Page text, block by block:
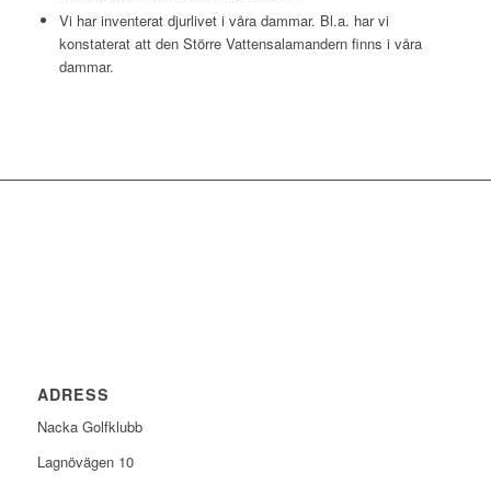
Vi har inventerat djurlivet i våra dammar. Bl.a. har vi
konstaterat att den Större Vattensalamandern finns i våra
dammar.
ADRESS
Nacka Golfklubb
Lagnövägen 10